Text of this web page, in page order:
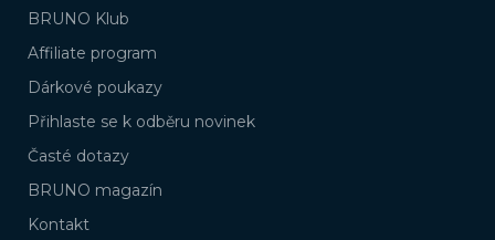
BRUNO Klub
Affiliate program
Dárkové poukazy
Přihlaste se k odběru novinek
Časté dotazy
BRUNO magazín
Kontakt